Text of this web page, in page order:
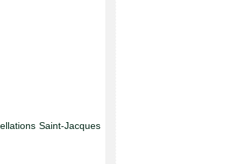
Saint-Jacques